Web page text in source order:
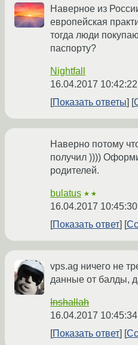
Наверное из
европейская
тогда люди
паспорту?
Nightfall
16.04.2017
Показать ответы
Наверно потому
получил ))))
родителей.
bulatus ★★
16.04.2017
Показать ответ
vps.ag ничего не
данные от балды,
Inshallah
16.04.2017
Показать ответ